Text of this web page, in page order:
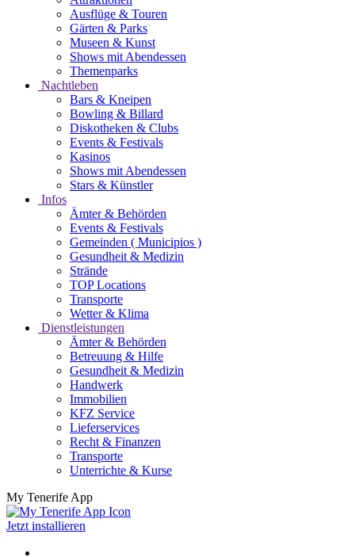
Ausflüge & Touren
Gärten & Parks
Museen & Kunst
Shows mit Abendessen
Themenparks
Nachtleben
Bars & Kneipen
Bowling & Billard
Diskotheken & Clubs
Events & Festivals
Kasinos
Shows mit Abendessen
Stars & Künstler
Infos
Ämter & Behörden
Events & Festivals
Gemeinden ( Municipios )
Gesundheit & Medizin
Strände
TOP Locations
Transporte
Wetter & Klima
Dienstleistungen
Ämter & Behörden
Betreuung & Hilfe
Gesundheit & Medizin
Handwerk
Immobilien
KFZ Service
Lieferservices
Recht & Finanzen
Transporte
Unterrichte & Kurse
My Tenerife App
Jetzt installieren